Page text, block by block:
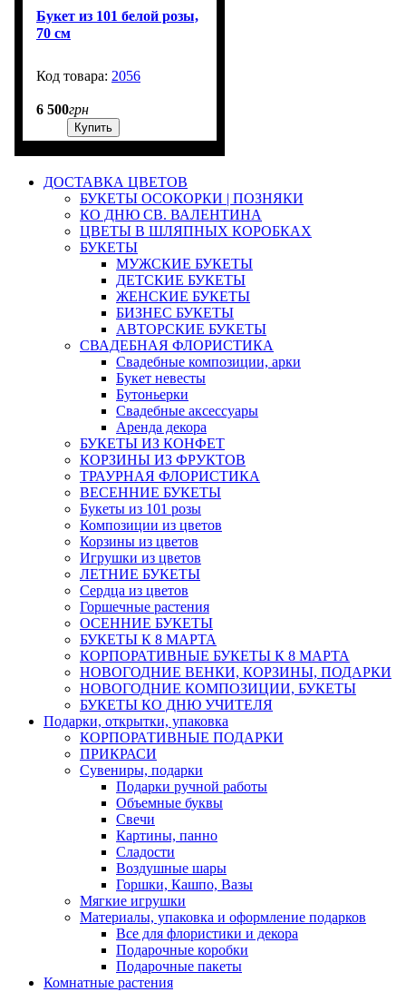
Букет из 101 белой розы,
70 см
2056
6 500грн
Купить
ДОСТАВКА ЦВЕТОВ
БУКЕТЫ ОСОКОРКИ | ПОЗНЯКИ
КО ДНЮ СВ. ВАЛЕНТИНА
ЦВЕТЫ В ШЛЯПНЫХ КОРОБКАХ
БУКЕТЫ
МУЖСКИЕ БУКЕТЫ
ДЕТСКИЕ БУКЕТЫ
ЖЕНСКИЕ БУКЕТЫ
БИЗНЕС БУКЕТЫ
АВТОРСКИЕ БУКЕТЫ
СВАДЕБНАЯ ФЛОРИСТИКА
Свадебные композиции, арки
Букет невесты
Бутоньерки
Свадебные аксессуары
Аренда декора
БУКЕТЫ ИЗ КОНФЕТ
КОРЗИНЫ ИЗ ФРУКТОВ
ТРАУРНАЯ ФЛОРИСТИКА
ВЕСЕННИЕ БУКЕТЫ
Букеты из 101 розы
Композиции из цветов
Корзины из цветов
Игрушки из цветов
ЛЕТНИЕ БУКЕТЫ
Сердца из цветов
Горшечные растения
ОСЕННИЕ БУКЕТЫ
БУКЕТЫ К 8 МАРТА
КОРПОРАТИВНЫЕ БУКЕТЫ К 8 МАРТА
НОВОГОДНИЕ ВЕНКИ, КОРЗИНЫ, ПОДАРКИ
НОВОГОДНИЕ КОМПОЗИЦИИ, БУКЕТЫ
БУКЕТЫ КО ДНЮ УЧИТЕЛЯ
Подарки, открытки, упаковка
КОРПОРАТИВНЫЕ ПОДАРКИ
ПРИКРАСИ
Сувениры, подарки
Подарки ручной работы
Объемные буквы
Свечи
Картины, панно
Сладости
Воздушные шары
Горшки, Кашпо, Вазы
Мягкие игрушки
Материалы, упаковка и оформление подарков
Все для флористики и декора
Подарочные коробки
Подарочные пакеты
Комнатные растения